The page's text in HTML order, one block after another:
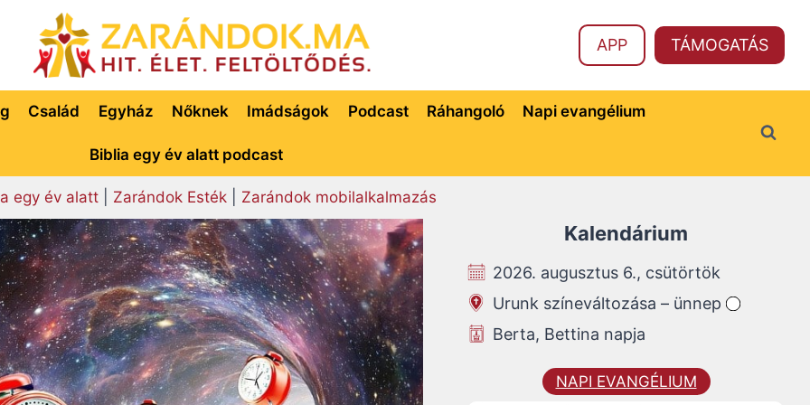
APP TÁMOGATÁS
Család Egyház Nőknek Imádságok Podcast Ráhangoló Napi evangélium
Biblia egy év alatt podcast
egy év alatt| Zarándok Esték| Zarándok mobilalkalmazás
Kalendárium
2026. augusztus 6., csütörtök
Urunk színeváltozása – ünnep
Berta, Bettina napja
NAPI EVANGÉLIUM